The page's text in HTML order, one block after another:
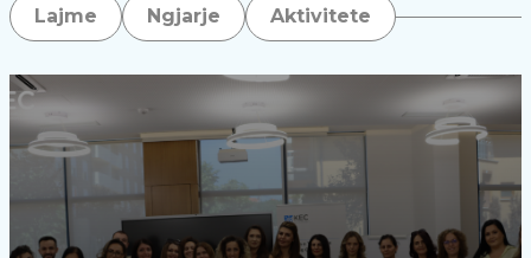
Lajme Ngjarje Aktivitete